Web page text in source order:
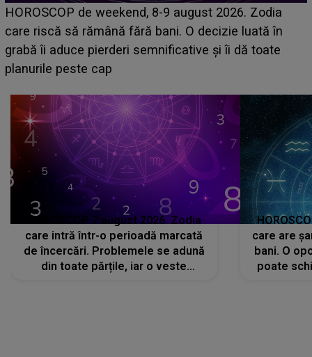
Emanuel a ținut ACEST DETALIU ASCUNS până
acum! În fața Alexandrei, concurentul din Casa Iubirii
face o MĂRTURISIRE NEAȘTEPTATĂ despre mama
sa: "I-am spus și ei în față, eu nu te iubesc pentru
HOROSCOP 7 august 2026. Zodia
care intră într-o perioadă marcată
de încercări. Problemele se adună
din toate părțile, iar o veste
care are
bani. O
poate